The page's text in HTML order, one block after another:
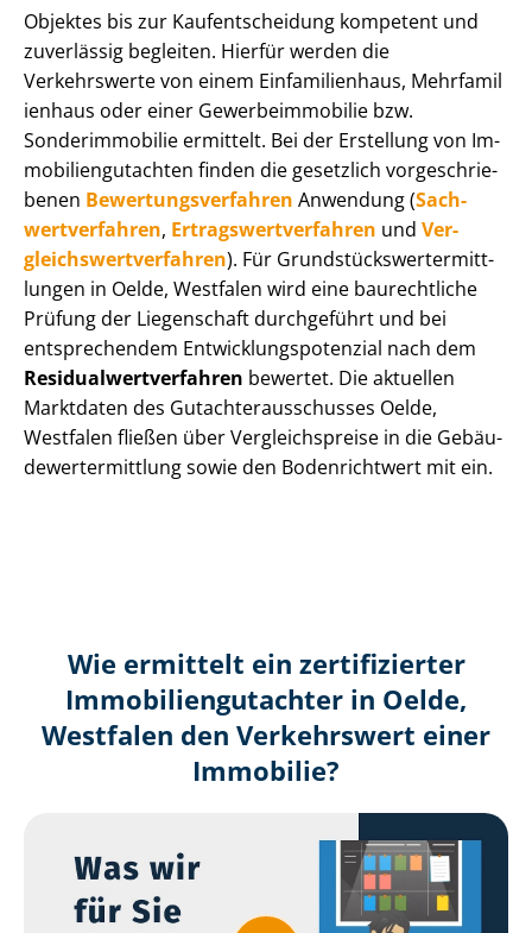
Objektes bis zur Kauf­ent­schei­dung kompetent und
zuverlässig begleiten. Hierfür werden die
Verkehrswerte von einem Einfamilienhaus, Mehr­fa­mi­l
i­en­haus oder einer Ge­wer­be­im­mo­bi­lie bzw.
Sonderimmobilie ermittelt. Bei der Erstellung von Im­
mo­bi­li­en­gut­ach­ten finden die gesetzlich vor­ge­schrie­
be­nen Be­wer­tungs­ver­fah­ren Anwendung (Sach­
wert­ver­fah­ren, Er­trags­wert­ver­fah­ren und Ver­
gleichs­wert­ver­fah­ren). Für Grund­stücks­wert­ermitt­
lun­gen in Oelde, Westfalen wird eine baurechtliche
Prüfung der Liegenschaft durchgeführt und bei
entsprechendem Ent­wick­lungs­po­ten­zi­al nach dem
Re­si­du­al­wert­ver­fah­ren bewertet. Die aktuellen
Marktdaten des Gut­ach­ter­aus­schus­ses Oelde,
Westfalen fließen über Ver­gleichs­prei­se in die Ge­bäu­
de­wert­ermitt­lung sowie den Bodenrichtwert mit ein.
Wie ermittelt ein zertifizierter
Immobilien­gutachter in Oelde,
Westfalen den Verkehrswert einer
Immobilie?